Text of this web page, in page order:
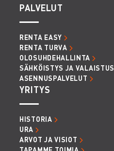
PALVELUT
RENTA EASY
RENTA TURVA
OLOSUHDEHALLINTA
SÄHKÖISTYS JA VALAISTUS
ASENNUSPALVELUT
YRITYS
HISTORIA
URA
ARVOT JA VISIOT